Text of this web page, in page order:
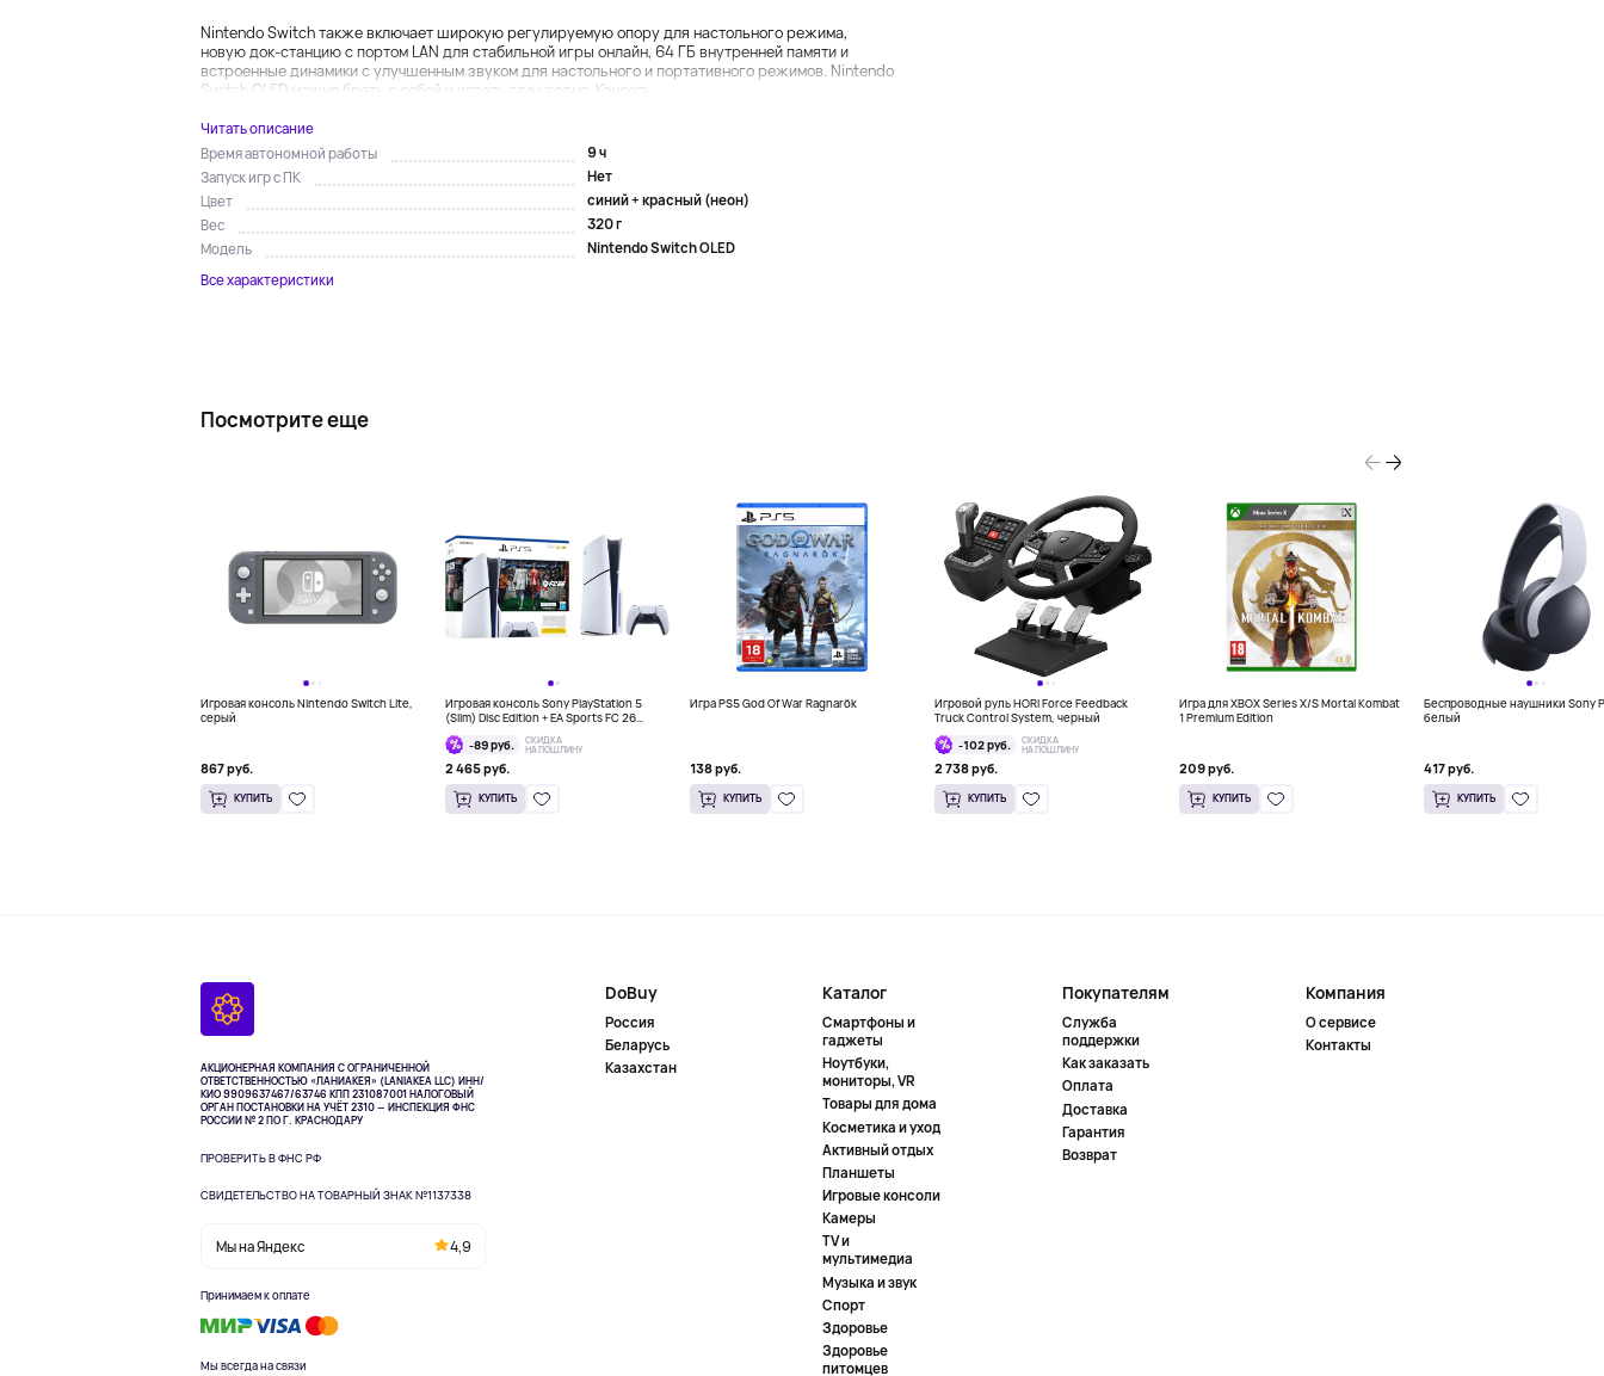
Nintendo Switch также включает широкую регулируемую опору для настольного режима,
новую док-станцию с портом LAN для стабильной игры онлайн, 64 ГБ внутренней памяти и
встроенные динамики с улучшенным звуком для настольного и портативного режимов. Nintendo
Switch OLED можно брать с собой и играть где угодно. Консоль ...
Читать описание
Время автономной работы
9 ч
Запуск игр с ПК
Нет
Цвет
синий + красный (неон)
Вес
320 г
Модель
Nintendo Switch OLED
Все характеристики
Посмотрите еще
Игровая консоль Nintendo Switch Lite,
серый
867 руб.
КУПИТЬ
Игровая консоль Sony PlayStation 5
(Slim) Disc Edition + EA Sports FC 26
Bundle
-89 руб.
СКИДКА
НА ПОШЛИНУ
2 465 руб.
КУПИТЬ
Игра PS5 God Of War Ragnarök
138 руб.
КУПИТЬ
Игровой руль HORI Force Feedback
Truck Control System, черный
-102 руб.
СКИДКА
НА ПОШЛИНУ
2 738 руб.
КУПИТЬ
Игра для XBOX Series X/S Mortal Kombat
1 Premium Edition
209 руб.
КУПИТЬ
Беспроводные наушники Sony
белый
417 руб.
КУПИТЬ
АКЦИОНЕРНАЯ КОМПАНИЯ С ОГРАНИЧЕННОЙ
ОТВЕТСТВЕННОСТЬЮ «ЛАНИАКЕЯ» (LANIAKEA LLC) ИНН/
КИО 9909637467/63746 КПП 231087001НАЛОГОВЫЙ
ОРГАН ПОСТАНОВКИ НА УЧЁТ 2310 — ИНСПЕКЦИЯ ФНС
РОССИИ № 2 ПО Г. КРАСНОДАРУ
ПРОВЕРИТЬ В ФНС РФ
СВИДЕТЕЛЬСТВО НА ТОВАРНЫЙ ЗНАК №1137338
Мы на Яндекс 4,9
Принимаем к оплате
Мы всегда на связи
DoBuy
Россия
Беларусь
Казахстан
Каталог
Смартфоны и
гаджеты
Ноутбуки,
мониторы, VR
Товары для дома
Косметика и уход
Активный отдых
Планшеты
Игровые консоли
Камеры
TV и
мультимедиа
Музыка и звук
Спорт
Здоровье
Здоровье
питомцев
Покупателям
Служба
поддержки
Как заказать
Оплата
Доставка
Гарантия
Возврат
Компания
О сервисе
Контакты